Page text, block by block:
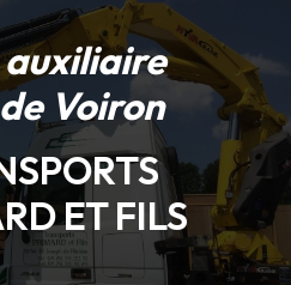
Voiron
ET FILS